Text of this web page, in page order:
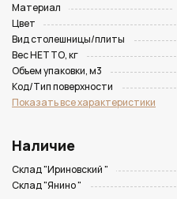
Материал
Цвет
Вид столешницы/плиты
Вес НЕТТО, кг
Объем упаковки, м3
Код/Тип поверхности
Показать все характеристики
Наличие
Склад "Ириновский "
Склад "Янино "